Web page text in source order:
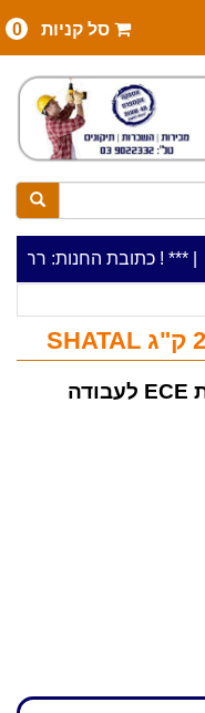
סל קניות 0
***כתובת החנות: רח' המלאכה 2, ביתן 8 (כניסה מרח' עמל 5)***כלי עבודה להשכרה בתעריף יומי משתלם ! ***
מקצועית, תעשייתית. איטלקית ECE לעבודה